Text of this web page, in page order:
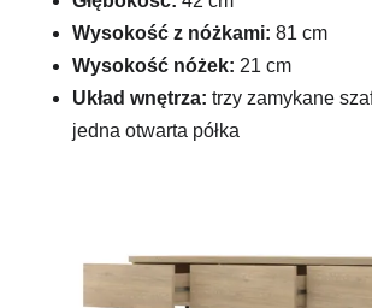
Wysokość z nóżkami: 81 cm
Wysokość nóżek: 21 cm
Układ wnętrza: trzy zamykane
jedna otwarta półka